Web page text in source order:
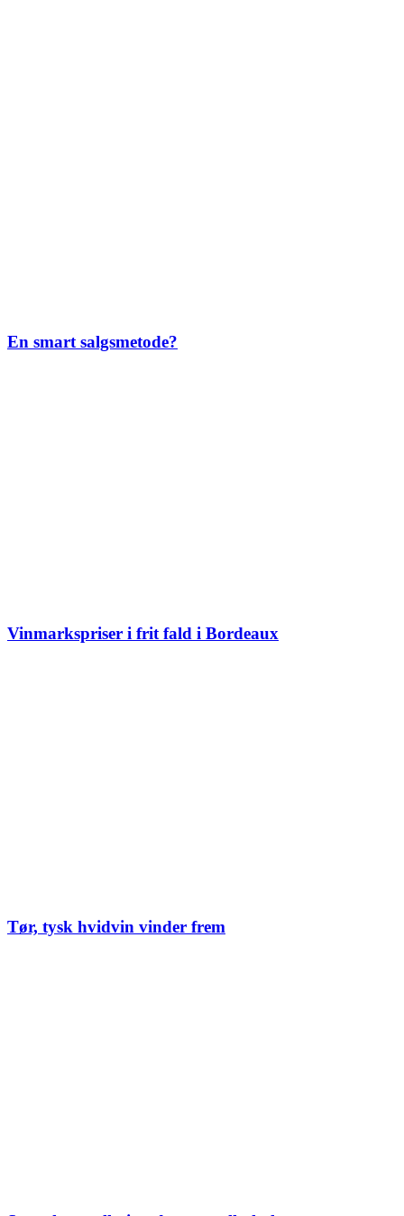
En smart salgsmetode?
Vinmarkspriser i frit fald i Bordeaux
Tør, tysk hvidvin vinder frem